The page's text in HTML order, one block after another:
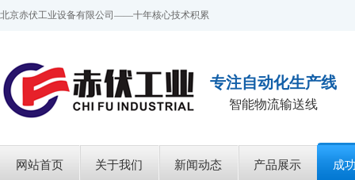
北京赤伏工业设备有限公司——十年核心技术积累
专注自动化生产线
智能物流输送线
网站首页 关于我们 新闻动态 产品展示 成